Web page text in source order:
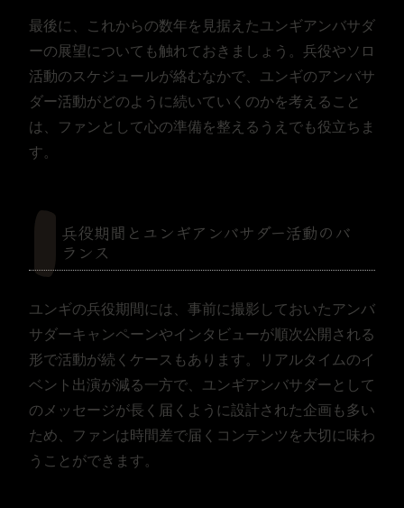
最後に、これからの数年を見据えたユンギアンバサダ
ーの展望についても触れておきましょう。兵役やソロ
活動のスケジュールが絡むなかで、ユンギのアンバサ
ダー活動がどのように続いていくのかを考えること
は、ファンとして心の準備を整えるうえでも役立ちま
す。
兵役期間とユンギアンバサダー活動のバ
ランス
ユンギの兵役期間には、事前に撮影しておいたアンバ
サダーキャンペーンやインタビューが順次公開される
形で活動が続くケースもあります。リアルタイムのイ
ベント出演が減る一方で、ユンギアンバサダーとして
のメッセージが長く届くように設計された企画も多い
ため、ファンは時間差で届くコンテンツを大切に味わ
うことができます。